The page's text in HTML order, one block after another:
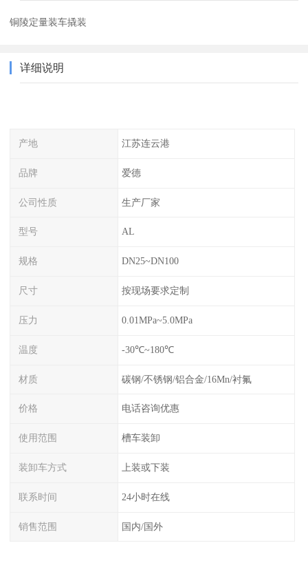
铜陵定量装车撬装
详细说明
产地 江苏连云港
品牌 爱德
公司性质 生产厂家
型号 AL
规格 DN25~DN100
尺寸 按现场要求定制
压力 0.01MPa~5.0MPa
温度 -30℃~180℃
材质 碳钢/不锈钢/铝合金/16Mn/衬氟
价格 电话咨询优惠
使用范围 槽车装卸
装卸车方式 上装或下装
联系时间 24小时在线
销售范围 国内/国外